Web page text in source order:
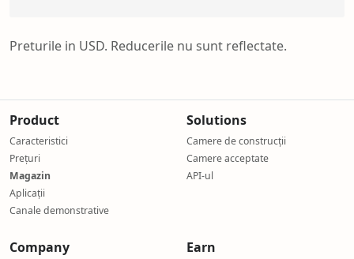
Preturile in USD. Reducerile nu sunt reflectate.
Product
Caracteristici
Prețuri
Magazin
Aplicații
Canale demonstrative
Solutions
Camere de construcții
Camere acceptate
API-ul
Company Earn